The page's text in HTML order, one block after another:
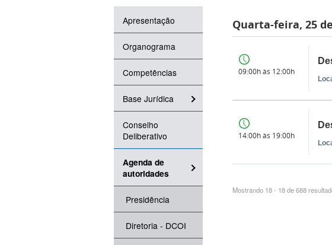
Apresentação
Organograma
Competências
Base Jurídica
Conselho
Deliberativo
Agenda de
autoridades
Presidência
Diretoria - DCOI
Quarta-feira, 25
09:00h às 12:00h
14:00h às 19:00h
Mostrando 18 - 18 de 688